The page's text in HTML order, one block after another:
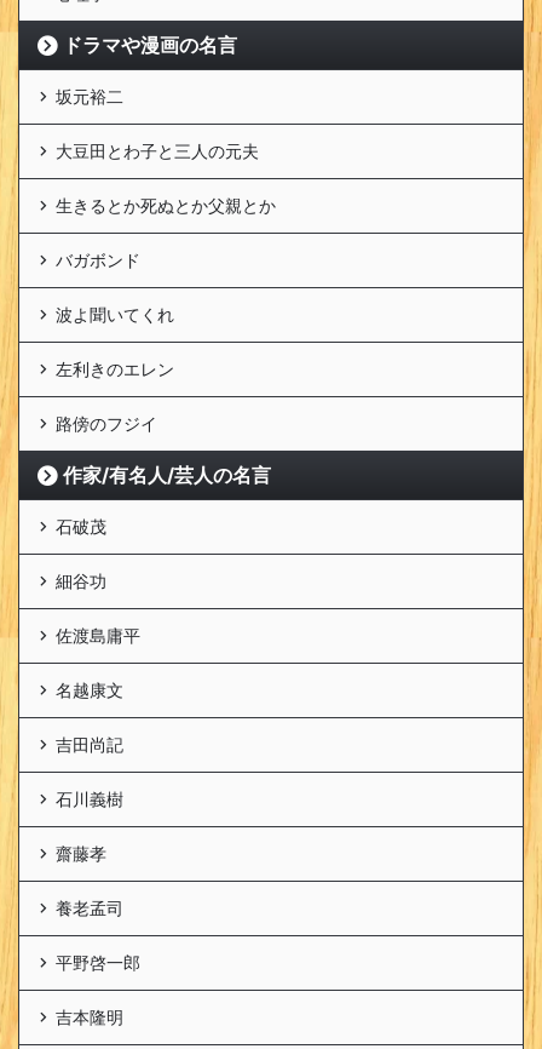
ドラマや漫画の名言
坂元裕二
大豆田とわ子と三人の元夫
生きるとか死ぬとか父親とか
バガボンド
波よ聞いてくれ
左利きのエレン
路傍のフジイ
作家/有名人/芸人の名言
石破茂
細谷功
佐渡島庸平
名越康文
吉田尚記
石川義樹
齋藤孝
養老孟司
平野啓一郎
吉本隆明